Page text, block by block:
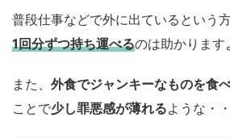
普段仕事などで外に出ているという
1回分ずつ持ち運べるのは助かります
また、 外食でジャンキーなものを食
ことで少し罪悪感が薄れるような・